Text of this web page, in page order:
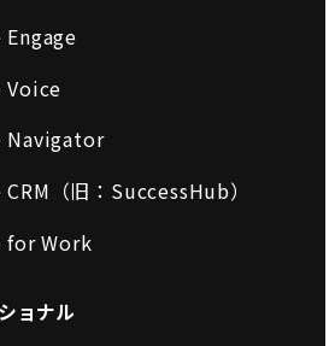
Voice
Navigator
（旧：SuccessHub）
for Work
ョナル